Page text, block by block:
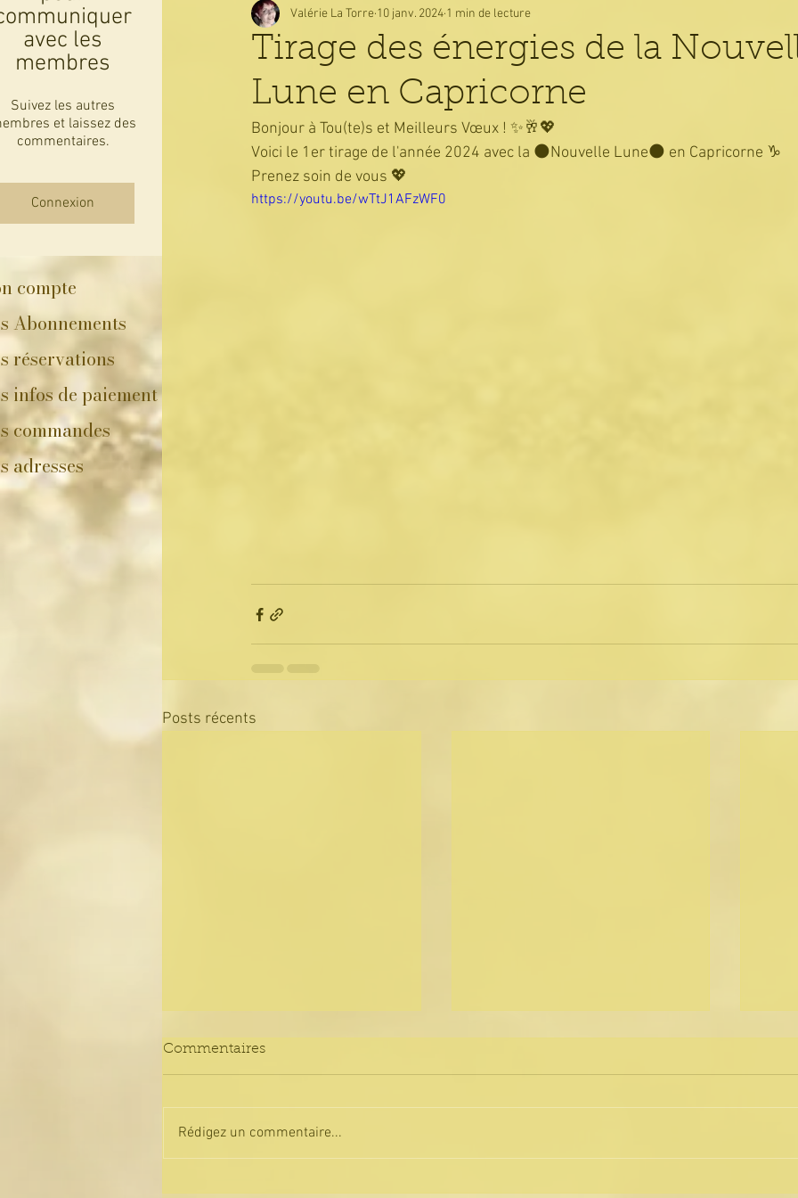
Tirage des énergies de la
Lune en Capricorne
Valérie La Torre 10 janv. 2024 1 min de lecture
Bonjour à Tou(te)s et Meilleurs Vœux ! ✨️🥂💖
Voici le 1er tirage de l'année 2024 avec la 🌑Nouvelle Lune🌑 en Capricorne ♑
Prenez soin de vous 💖
https://youtu.be/wTtJ1AFzWF0
Posts récents
Commentaires
Rédigez un commentaire...
avec les
membres
Suivez les autres
et laissez des
commentaires.
Connexion
compte
Abonnements
réservations
infos de paiement
commandes
adresses